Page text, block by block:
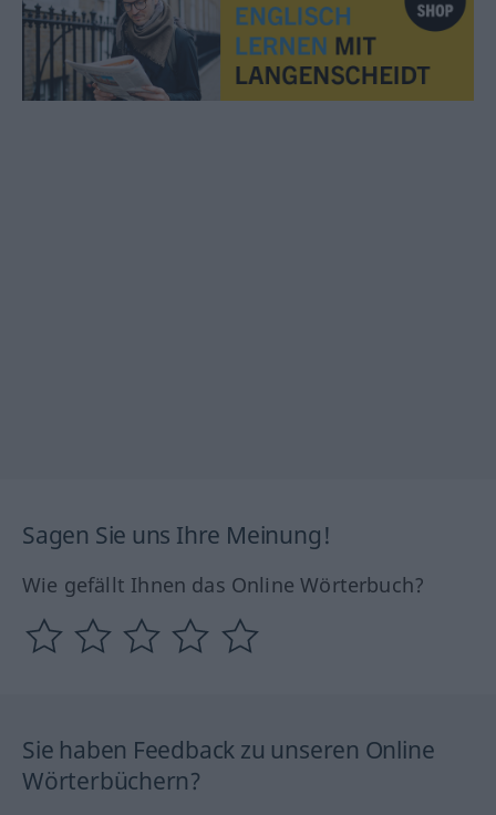
Sagen Sie uns Ihre Meinung!
Wie gefällt Ihnen das Online Wörterbuch?
Sie haben Feedback zu unseren Online
Wörterbüchern?